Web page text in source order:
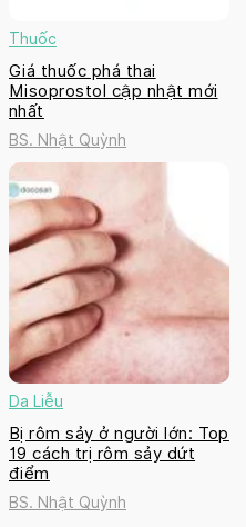
Thuốc
Giá thuốc phá thai
Misoprostol cập nhật mới
nhất
BS. Nhật Quỳnh
Da Liễu
Bị rôm sảy ở người lớn: Top
19 cách trị rôm sảy dứt
điểm
BS. Nhật Quỳnh